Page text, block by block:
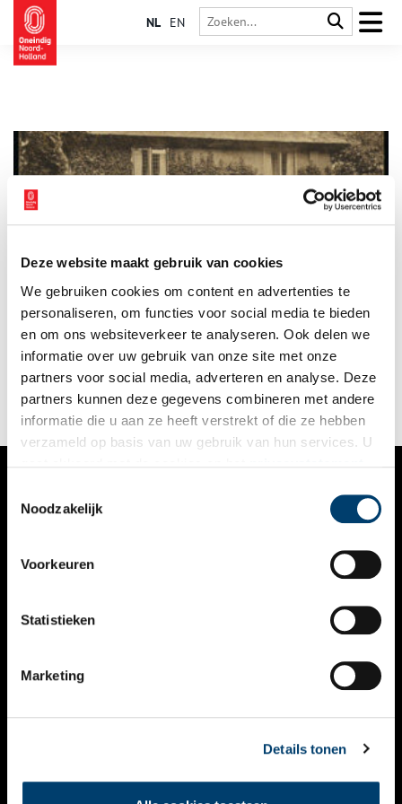
Deze website maakt gebruik van cookies
We gebruiken cookies om content en advertenties te
personaliseren, om functies voor social media te bieden
en om ons websiteverkeer te analyseren. Ook delen we
informatie over uw gebruik van onze site met onze
partners voor social media, adverteren en analyse. Deze
partners kunnen deze gegevens combineren met andere
informatie die u aan ze heeft verstrekt of die ze hebben
verzameld op basis van uw gebruik van hun services. U
Noodzakelijk
Voorkeuren
Statistieken
Marketing
Details tonen
NL EN
Op 4 mei 2023 werden de eerste struikelstenen in Laren
onthuld. Op de parkeerplaats van museum Singer Laren staat
een plaquette omgeven door 29 stolpersteine. Op deze plek
stond vroeger pension ´De Hoeve´ van de joodse Isaac ‘Ies’
Bleekrode en zijn niet-joodse vrouw Els Garms. Tijdens de
Tweede Wereldoorlog boden zij hier onderdak aan 32 joodse
onderduikers, tot ze werden verraden…
VERHALEN
KALENDER
THEMA’S
VIDEO’S
CONTACT